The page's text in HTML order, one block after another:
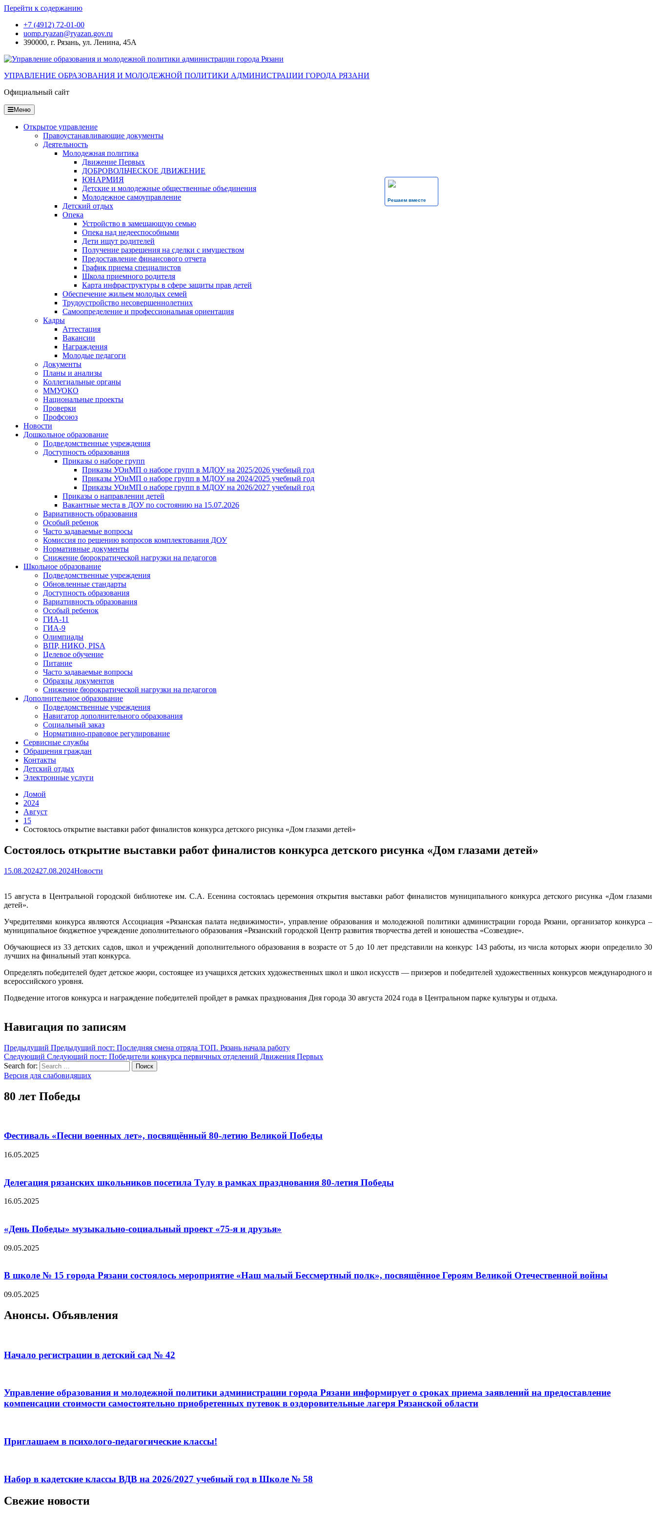
Перейти к содержанию
+7 (4912) 72-01-00
uomp.ryazan@ryazan.gov.ru
390000, г. Рязань, ул. Ленина, 45А
Решаем вместе
УПРАВЛЕНИЕ ОБРАЗОВАНИЯ И МОЛОДЕЖНОЙ ПОЛИТИКИ АДМИНИСТРАЦИИ ГОРОДА РЯЗАНИ
Официальный сайт
Меню
Открытое управление
Правоустанавливающие документы
Деятельность
Молодежная политика
Движение Первых
ДОБРОВОЛЬЧЕСКОЕ ДВИЖЕНИЕ
ЮНАРМИЯ
Детские и молодежные общественные объединения
Молодежное самоуправление
Детский отдых
Опека
Устройство в замещающую семью
Опека над недееспособными
Дети ищут родителей
Получение разрешения на сделки с имуществом
Предоставление финансового отчета
График приема специалистов
Школа приемного родителя
Карта инфраструктуры в сфере защиты прав детей
Обеспечение жильем молодых семей
Трудоустройство несовершеннолетних
Самоопределение и профессиональная ориентация
Кадры
Аттестация
Вакансии
Награждения
Молодые педагоги
Документы
Планы и анализы
Коллегиальные органы
ММУОКО
Национальные проекты
Проверки
Профсоюз
Новости
Дошкольное образование
Подведомственные учреждения
Доступность образования
Приказы о наборе групп
Приказы УОиМП о наборе групп в МДОУ на 2025/2026 учебный год
Приказы УОиМП о наборе групп в МДОУ на 2024/2025 учебный год
Приказы УОиМП о наборе групп в МДОУ на 2026/2027 учебный год
Приказы о направлении детей
Вакантные места в ДОУ по состоянию на 15.07.2026
Вариативность образования
Особый ребенок
Часто задаваемые вопросы
Комиссия по решению вопросов комплектования ДОУ
Нормативные документы
Снижение бюрократической нагрузки на педагогов
Школьное образование
Подведомственные учреждения
Обновленные стандарты
Доступность образования
Вариативность образования
Особый ребенок
ГИА-11
ГИА-9
Олимпиады
ВПР, НИКО, PISA
Целевое обучение
Питание
Часто задаваемые вопросы
Образцы документов
Снижение бюрократической нагрузки на педагогов
Дополнительное образование
Подведомственные учреждения
Навигатор дополнительного образования
Социальный заказ
Нормативно-правовое регулирование
Сервисные службы
Обращения граждан
Контакты
Детский отдых
Электронные услуги
Домой
2024
Август
15
Состоялось открытие выставки работ финалистов конкурса детского рисунка «Дом глазами детей»
Состоялось открытие выставки работ финалистов конкурса детского рисунка «Дом глазами детей»
15.08.202427.08.2024Новости
15 августа в Центральной городской библиотеке им. С.А. Есенина состоялась церемония открытия выставки работ финалистов муниципального конкурса детского рисунка «Дом глазами
детей».
Учредителями конкурса являются Ассоциация «Рязанская палата недвижимости», управление образования и молодежной политики администрации города Рязани, организатор конкурса –
муниципальное бюджетное учреждение дополнительного образования «Рязанский городской Центр развития творчества детей и юношества «Созвездие».
Обучающиеся из 33 детских садов, школ и учреждений дополнительного образования в возрасте от 5 до 10 лет представили на конкурс 143 работы, из числа которых жюри определило 30
лучших на финальный этап конкурса.
Определять победителей будет детское жюри, состоящее из учащихся детских художественных школ и школ искусств — призеров и победителей художественных конкурсов международного и
всероссийского уровня.
Подведение итогов конкурса и награждение победителей пройдет в рамках празднования Дня города 30 августа 2024 года в Центральном парке культуры и отдыха.
Навигация по записям
Предыдущий Предыдущий пост: Последняя смена отряда ТОП. Рязань начала работу
Следующий Следующий пост: Победители конкурса первичных отделений Движения Первых
Search for:
Поиск
Версия для слабовидящих
80 лет Победы
Фестиваль «Песни военных лет», посвящённый 80-летию Великой Победы
16.05.2025
Делегация рязанских школьников посетила Тулу в рамках празднования 80-летия Победы
16.05.2025
«День Победы» музыкально-социальный проект «75-я и друзья»
09.05.2025
В школе № 15 города Рязани состоялось мероприятие «Наш малый Бессмертный полк», посвящённое Героям Великой Отечественной войны
09.05.2025
Анонсы. Объявления
Начало регистрации в детский сад № 42
Управление образования и молодежной политики администрации города Рязани информирует о сроках приема заявлений на предоставление
компенсации стоимости самостоятельно приобретенных путевок в оздоровительные лагеря Рязанской области
Приглашаем в психолого-педагогические классы!
Набор в кадетские классы ВДВ на 2026/2027 учебный год в Школе № 58
Свежие новости